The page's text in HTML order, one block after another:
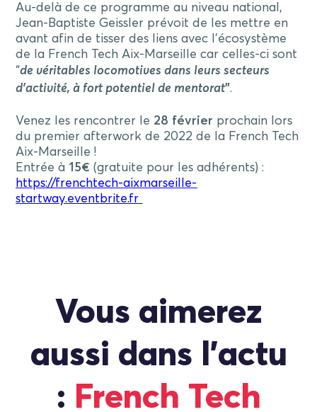
Au-delà de ce programme au niveau national,
Jean-Baptiste Geissler prévoit de les mettre en
avant afin de tisser des liens avec l’écosystème
de la French Tech Aix-Marseille car celles-ci sont
“de véritables locomotives dans leurs secteurs
d’activité, à fort potentiel de mentorat”.
Venez les rencontrer le 28 février prochain lors
du premier afterwork de 2022 de la French Tech
Aix-Marseille !
Entrée à 15€ (gratuite pour les adhérents) :
https://frenchtech-aixmarseille-
startway.eventbrite.fr
Vous aimerez
aussi dans l'actu
: French Tech